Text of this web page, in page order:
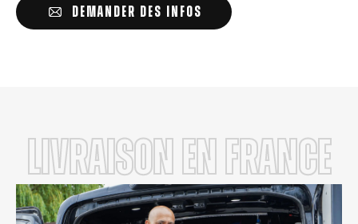
DEMANDER DES INFOS
LIVRAISON en FRANCE